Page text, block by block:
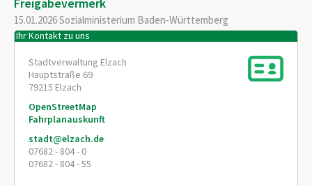
15.01.2026Sozialministerium Baden-Württemberg
Ihr Kontakt zu uns
Stadtverwaltung Elzach
Hauptstraße 69
79215 Elzach
OpenStreetMap
Fahrplanauskunft
stadt@elzach.de
07682 - 804 - 0
07682 - 804 - 55